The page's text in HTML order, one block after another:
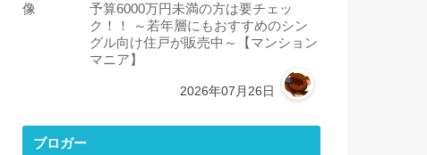
予算6000万円未満の方は要チェッ
ク！！ ～若年層にもおすすめのシン
グル向け住戸が販売中～【マンション
マニア】
2026年07月26日
ブロガー